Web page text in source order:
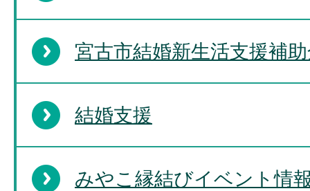
宮古市結婚新生活支援補
結婚支援
みやこ縁結びイベント情